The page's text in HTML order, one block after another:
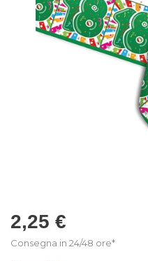
2,25 €
Consegna in 24/48 ore*